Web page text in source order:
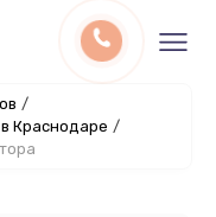
/
Краснодаре /